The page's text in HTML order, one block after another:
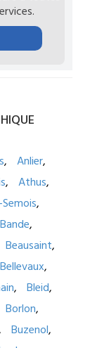
Anlier
Athus
Bande
Beausaint
Bellevaux
Bleid
Borlon
Buzenol